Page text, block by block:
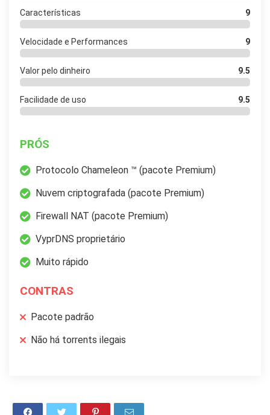
Características 9
Velocidade e Performances 9
Valor pelo dinheiro 9.5
Facilidade de uso 9.5
PRÓS
Protocolo Chameleon ™ (pacote Premium)
Nuvem criptografada (pacote Premium)
Firewall NAT (pacote Premium)
VyprDNS proprietário
Muito rápido
CONTRAS
Pacote padrão
Não há torrents ilegais